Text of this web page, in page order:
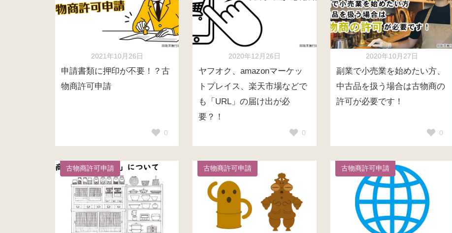
2021年10月26日
申請書類に押印が不要！？古
物商許可申請
0
2020年12月26日
ヤフオク、amazonマーケッ
トプレイス、楽天市場などで
も「URL」の届け出が必
要？！
0
2020年10月27日
副業で小売業を始めたい方、
中古品を扱う場合は古物商の
許可が必要です！
0
古物商許可申請 古物商許可申請 古物商許可申請